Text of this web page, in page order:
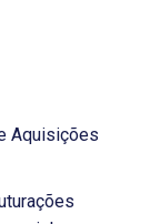
Aquisições